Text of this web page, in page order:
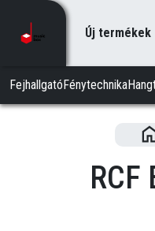
Új termékek
FejhallgatóFénytechnika
RCF